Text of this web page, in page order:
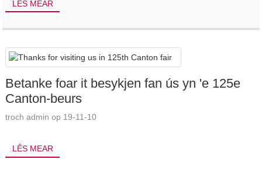
LÊS MEAR
Betanke foar it besykjen fan ús yn 'e 125e
Canton-beurs
troch admin op 19-11-10
LÊS MEAR